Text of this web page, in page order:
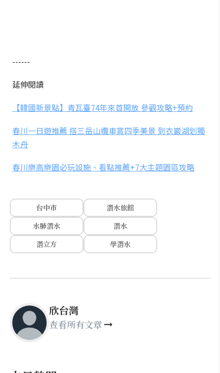
------
延伸閱讀
【韓國新景點】青瓦臺74年來首開放 參觀攻略+預約
春川一日遊推薦 搭三岳山纜車賞四季美景 到衣巖湖划獨
木舟
春川樂高樂園必玩設施、看點推薦+7大主題園區攻略
台中市
潛水旅館
水肺潛水
潛水
潛立方
學潛水
欣台灣
查看所有文章